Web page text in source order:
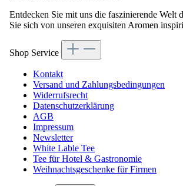
Entdecken Sie mit uns die faszinierende Welt
Sie sich von unseren exquisiten Aromen
Shop Service
Kontakt
Versand und Zahlungsbedingungen
Widerrufsrecht
Datenschutzerklärung
AGB
Impressum
Newsletter
White Lable Tee
Tee für Hotel & Gastronomie
Weihnachtsgeschenke für Firmen